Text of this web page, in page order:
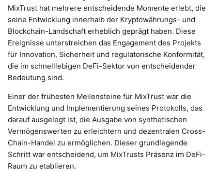
MixTrust hat mehrere entscheidende Momente erlebt, die
seine Entwicklung innerhalb der Kryptowährungs- und
Blockchain-Landschaft erheblich geprägt haben. Diese
Ereignisse unterstreichen das Engagement des Projekts
für Innovation, Sicherheit und regulatorische Konformität,
die im schnelllebigen DeFi-Sektor von entscheidender
Bedeutung sind.
Einer der frühesten Meilensteine für MixTrust war die
Entwicklung und Implementierung seines Protokolls, das
darauf ausgelegt ist, die Ausgabe von synthetischen
Vermögenswerten zu erleichtern und dezentralen Cross-
Chain-Handel zu ermöglichen. Dieser grundlegende
Schritt war entscheidend, um MixTrusts Präsenz im DeFi-
Raum zu etablieren.